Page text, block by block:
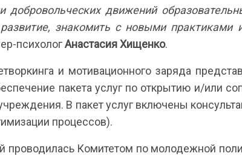
добровольческих движений
знакомить с новыми практиками
психологАнастасия Хищенко.
и мотивационного заряда
пакета услуг по открытию и/или
В пакет услуг включены
процессов).
проводилась Комитетом по молодежной